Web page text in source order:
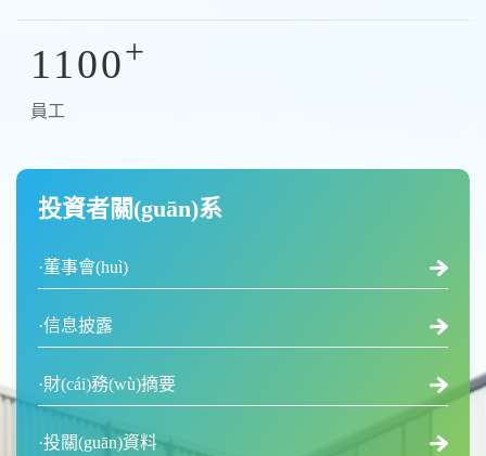
1100+
員工
投資者關(guān)系
·董事會(huì)
·信息披露
·財(cái)務(wù)摘要
·投關(guān)資料